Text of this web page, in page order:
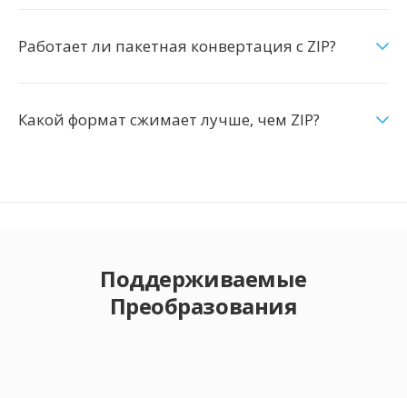
Работает ли пакетная конвертация с ZIP?
Какой формат сжимает лучше, чем ZIP?
Поддерживаемые
Преобразования